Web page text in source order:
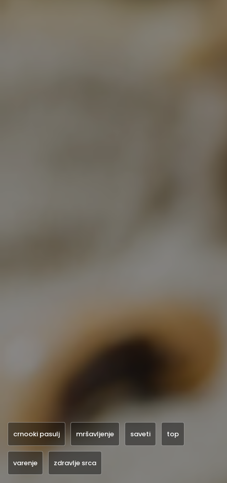
crnooki pasulj mršavljenje saveti top
varenje zdravlje srca